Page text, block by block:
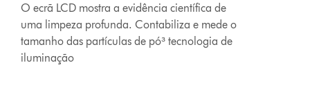
O ecrã LCD mostra a evidência científica de
uma limpeza profunda. Contabiliza e mede o
tamanho das partículas de pó³ tecnologia de
iluminação